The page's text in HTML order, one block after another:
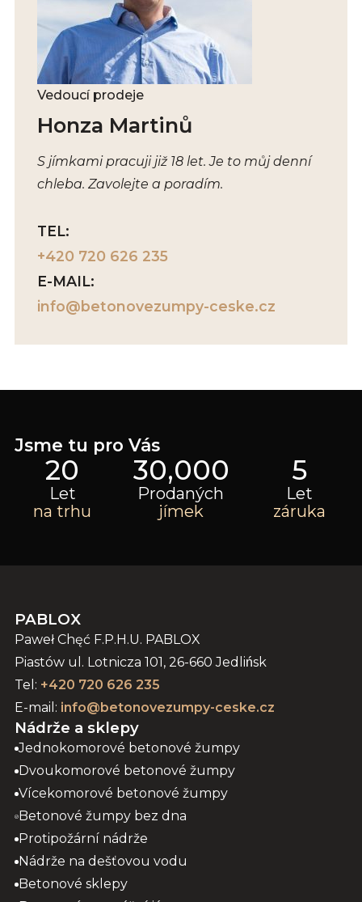
Vedoucí prodeje
Honza Martinů
S jímkami pracuji již 18 let. Je to můj denní
chleba. Zavolejte a poradím.
TEL:
+420 720 626 235
E-MAIL:
info@betonovezumpy-ceske.cz
Jsme tu pro Vás
20
Let
na trhu
30,000
Prodaných
jímek
5
Let
záruka
PABLOX
Paweł Chęć F.P.H.U. PABLOX
Piastów ul. Lotnicza 101, 26-660 Jedlińsk
Tel: +420 720 626 235
E-mail: info@betonovezumpy-ceske.cz
Nádrže a sklepy
Jednokomorové betonové žumpy
Dvoukomorové betonové žumpy
Vícekomorové betonové žumpy
Betonové žumpy bez dna
Protipožární nádrže
Nádrže na dešťovou vodu
Betonové sklepy